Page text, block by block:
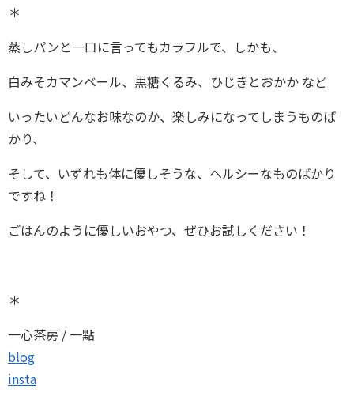
＊
蒸しパンと一口に言ってもカラフルで、しかも、
白みそカマンベール、黒糖くるみ、ひじきとおかか など
いったいどんなお味なのか、楽しみになってしまうものば
かり、
そして、いずれも体に優しそうな、ヘルシーなものばかり
ですね！
ごはんのように優しいおやつ、ぜひお試しください！
＊
一心茶房 / 一點
blog
insta